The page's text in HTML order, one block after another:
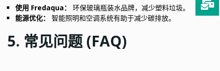
使用 Fredaqua：
环保玻璃瓶装水品牌，减少塑料垃圾。
能源优化：
智能照明和空调系统有助于减少碳排放。
5. 常见问题 (FAQ)